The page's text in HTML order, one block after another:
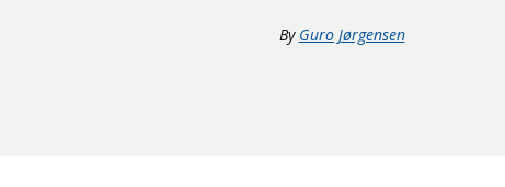
By Guro Jørgensen